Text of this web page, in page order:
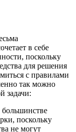
в себе
поскольку
для решения
с правилами
так можно
задачи:
поскольку
не могут